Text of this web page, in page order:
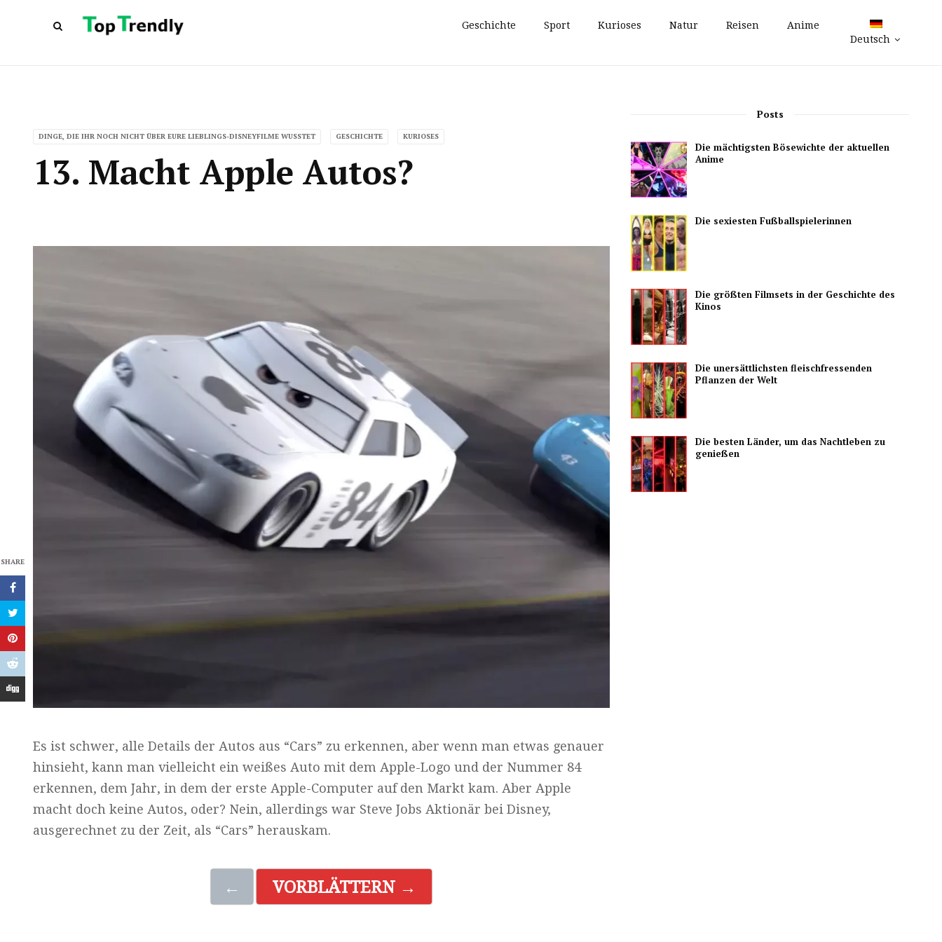
Geschichte Sport Kurioses Natur Reisen
Anime
Deutsch
DINGE, DIE IHR NOCH NICHT ÜBER EURE LIEBLINGS-DISNEYFILME WUSSTET GESCHICHTE KURIOSES
13. Macht Apple Autos?
SHARE
Es ist schwer, alle Details der Autos aus “Cars” zu erkennen, aber wenn man etwas genauer
hinsieht, kann man vielleicht ein weißes Auto mit dem Apple-Logo und der Nummer 84
erkennen, dem Jahr, in dem der erste Apple-Computer auf den Markt kam. Aber Apple
macht doch keine Autos, oder? Nein, allerdings war Steve Jobs Aktionär bei Disney,
ausgerechnet zu der Zeit, als “Cars” herauskam.
← VORBLÄTTERN →
Posts
Die mächtigsten Bösewichte der aktuellen
Anime
Die sexiesten Fußballspielerinnen
Die größten Filmsets in der Geschichte des
Kinos
Die unersättlichsten fleischfressenden
Pflanzen der Welt
Die besten Länder, um das Nachtleben zu
genießen